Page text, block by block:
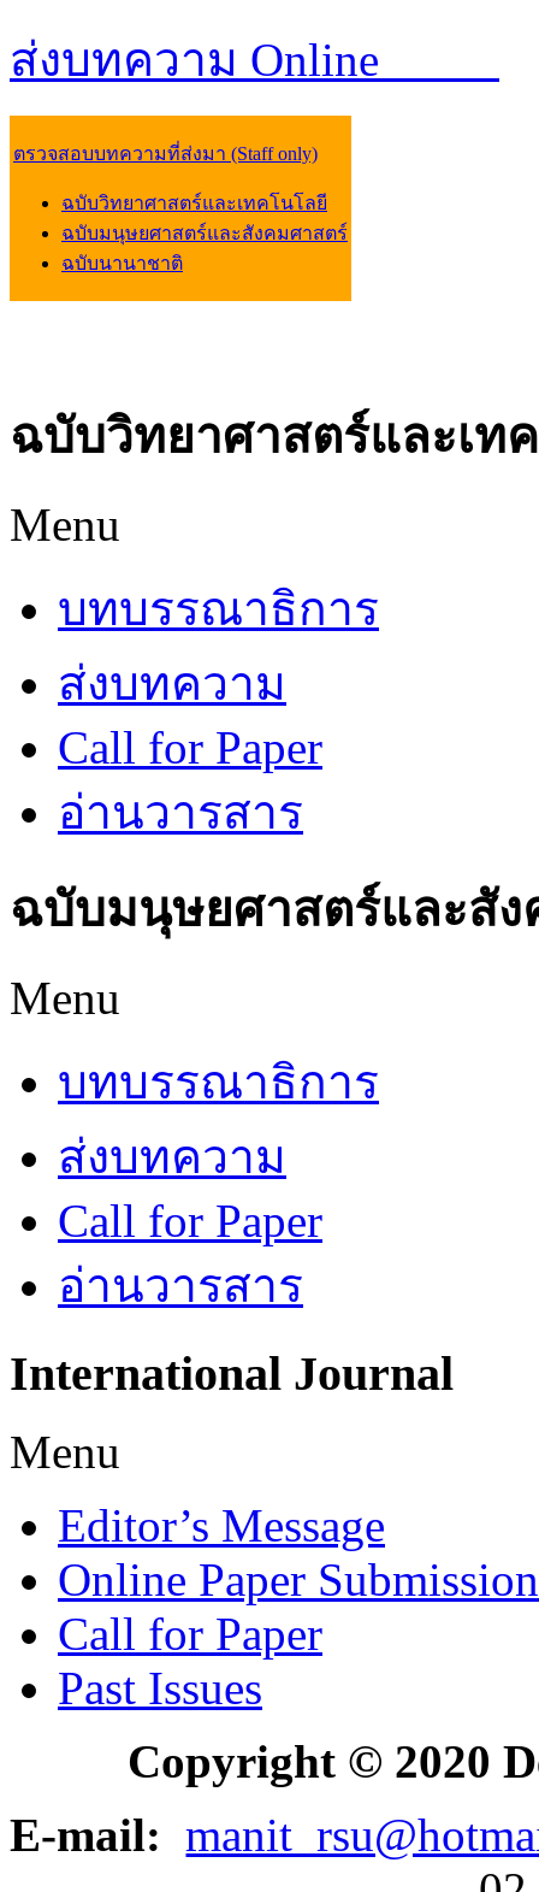
ส่งบทความ Online
ตรวจสอบบทความที่ส่งมา (Staff only)
ฉบับวิทยาศาสตร์และเทคโนโลยี
ฉบับมนุษยศาสตร์และสังคมศาสตร์
ฉบับนานาชาติ
ฉบับวิทยาศาสตร์และเท
Menu
บทบรรณาธิการ
ส่งบทความ
Call for Paper
อ่านวารสาร
ฉบับมนุษยศาสตร์และสัง
Menu
บทบรรณาธิการ
ส่งบทความ
Call for Paper
อ่านวารสาร
International Journal
Menu
Editor’s Message
Online Paper Submission
Call for Paper
Past Issues
Copyright © 2020
E-mail: